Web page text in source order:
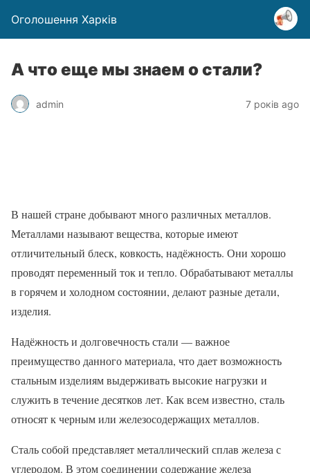
Оголошення Харків
А что еще мы знаем о стали?
admin 7 років ago
В нашей стране добывают много различных металлов.
Металлами называют вещества, которые имеют
отличительный блеск, ковкость, надёжность. Они хорошо
проводят переменный ток и тепло. Обрабатывают металлы
в горячем и холодном состоянии, делают разные детали,
изделия.
Надёжность и долговечность стали — важное
преимущество данного материала, что дает возможность
стальным изделиям выдерживать высокие нагрузки и
служить в течение десятков лет. Как всем известно, сталь
относят к черным или железосодержащих металлов.
Сталь собой представляет металлический сплав железа с
углеродом. В этом соединении содержание железа